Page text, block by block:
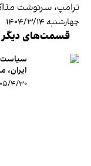
ترامپ، سرنوشت
چهارشنبه ۱۴۰۴/۳/۱۴
قسمت‌های دیگر
سیاست
ایران،
۱۴۰۵/